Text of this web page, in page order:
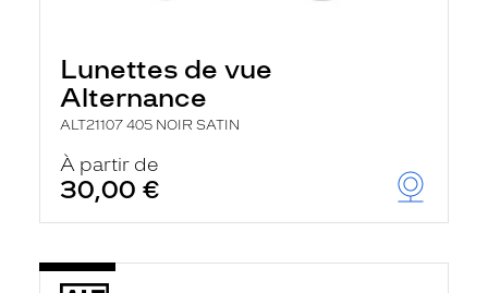
Lunettes de vue
Alternance
ALT21107 405 NOIR SATIN
À partir de
30,00 €